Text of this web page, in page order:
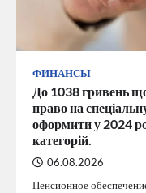
ФИНАНСЫ
До 1038 гривень
право на
оформити у 2024
категорій.
06.08.2026
Пенсионное